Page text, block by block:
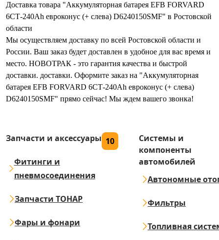
Доставка товара "Аккумуляторная батарея EFB FORVARD
6СТ-240Ah евроконус (+ слева) D6240150SMF" в Ростовской
области
Мы осуществляем доставку по всей Ростовской области и
России. Ваш заказ будет доставлен в удобное для вас время и
место. НОВОТРАК - это гарантия качества и быстрой
доставки. доставки. Оформите заказ на "Аккумуляторная
батарея EFB FORVARD 6СТ-240Ah евроконус (+ слева)
D6240150SMF" прямо сейчас! Мы ждем вашего звонка!
Запчасти и аксессуары 10
Фитинги и
пневмосоединения
Запчасти ТОНАР
Фары и фонари
Системы и
компоненты
автомобилей
Автономные
Фильтры
Топливная